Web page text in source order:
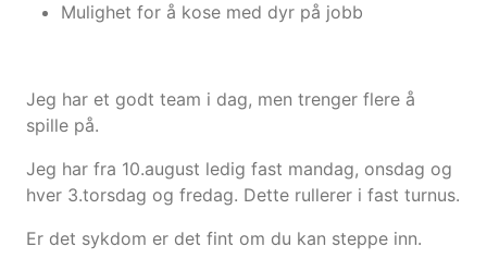
Mulighet for å kose med dyr på jobb
Jeg har et godt team i dag, men trenger flere å
spille på.
Jeg har fra 10.august ledig fast mandag, onsdag og
hver 3.torsdag og fredag. Dette rullerer i fast turnus.
Er det sykdom er det fint om du kan steppe inn.